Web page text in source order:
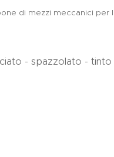
di mezzi meccanici per
- spazzolato -